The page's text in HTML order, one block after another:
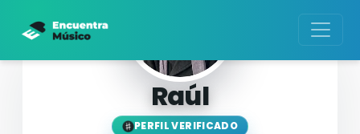
Raúl
PERFIL VERIFICADO